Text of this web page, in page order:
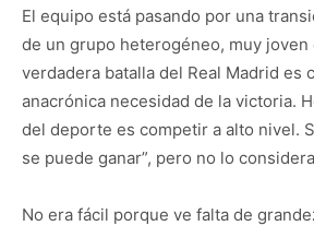
El equipo está pasando por una
de un grupo heterogéneo, muy joven
verdadera batalla del Real Madrid es
anacrónica necesidad de la victoria.
del deporte es competir a alto nivel.
se puede ganar”, pero no lo
No era fácil porque ve falta de